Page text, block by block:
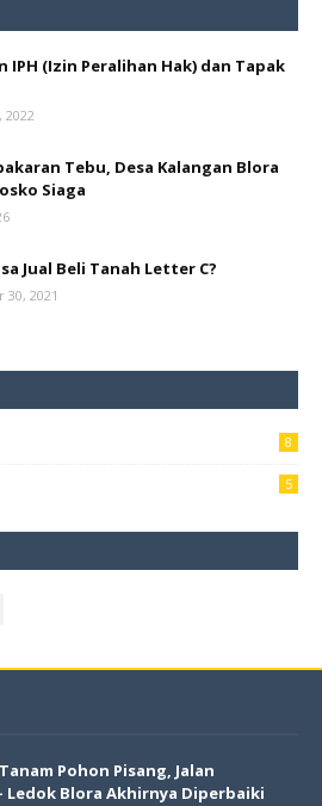
IPH (Izin Peralihan Hak) dan Tapak
2022
Tebu, Desa Kalangan Blora
Siaga
Jual Beli Tanah Letter C?
30, 2021
8
5
Pohon Pisang, Jalan
Ledok Blora Akhirnya Diperbaiki